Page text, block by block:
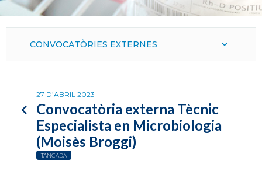
27 D’ABRIL 2023
Convocatòria externa Tècnic
Especialista en Microbiologia
(Moisès Broggi)
TANCADA
CONVOCATÒRIES EXTERNES